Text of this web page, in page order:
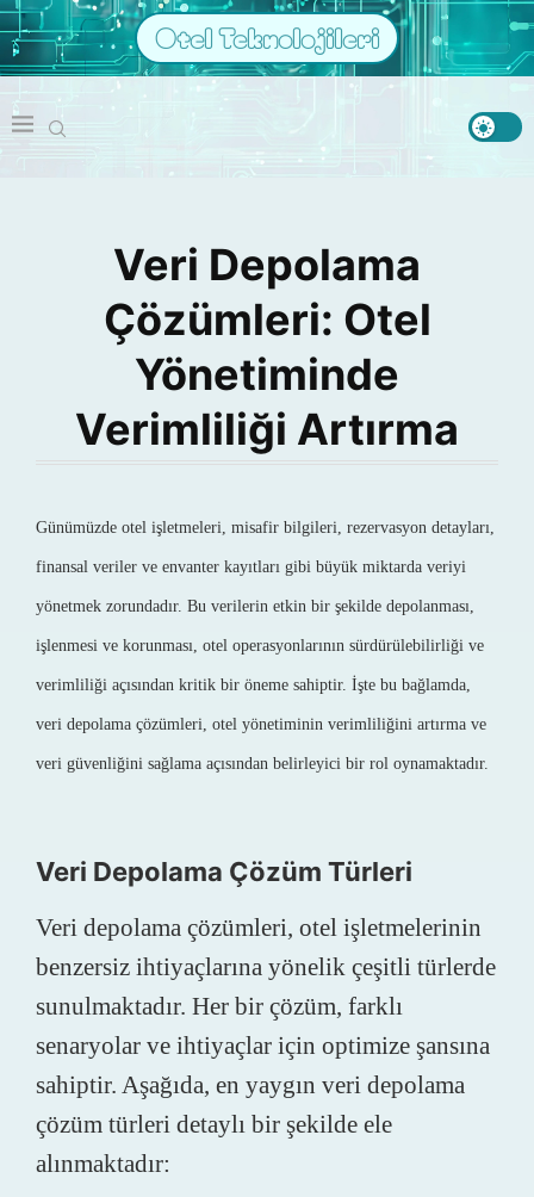
Otel Teknolojileri
Veri Depolama
Çözümleri: Otel
Yönetiminde
Verimliliği Artırma
Günümüzde otel işletmeleri, misafir bilgileri, rezervasyon detayları,
finansal veriler ve envanter kayıtları gibi büyük miktarda veriyi
yönetmek zorundadır. Bu verilerin etkin bir şekilde depolanması,
işlenmesi ve korunması, otel operasyonlarının sürdürülebilirliği ve
verimliliği açısından kritik bir öneme sahiptir. İşte bu bağlamda,
veri depolama çözümleri, otel yönetiminin verimliliğini artırma ve
veri güvenliğini sağlama açısından belirleyici bir rol oynamaktadır.
Veri Depolama Çözüm Türleri
Veri depolama çözümleri, otel işletmelerinin
benzersiz ihtiyaçlarına yönelik çeşitli türlerde
sunulmaktadır. Her bir çözüm, farklı
senaryolar ve ihtiyaçlar için optimize şansına
sahiptir. Aşağıda, en yaygın veri depolama
çözüm türleri detaylı bir şekilde ele
alınmaktadır: